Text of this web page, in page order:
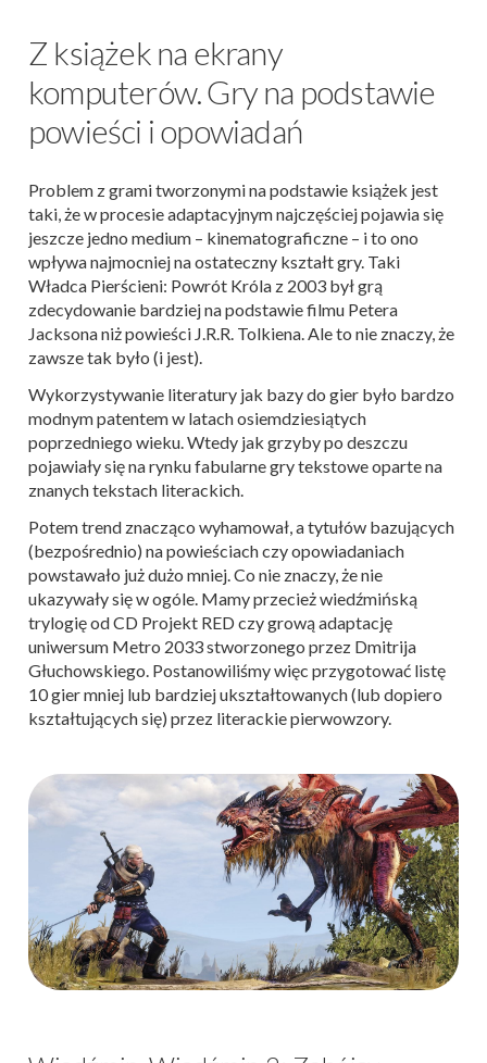
Z książek na ekrany
komputerów. Gry na podstawie
powieści i opowiadań
Problem z grami tworzonymi na podstawie książek jest
taki, że w procesie adaptacyjnym najczęściej pojawia się
jeszcze jedno medium – kinematograficzne – i to ono
wpływa najmocniej na ostateczny kształt gry. Taki
Władca Pierścieni: Powrót Króla z 2003 był grą
zdecydowanie bardziej na podstawie filmu Petera
Jacksona niż powieści J.R.R. Tolkiena. Ale to nie znaczy, że
zawsze tak było (i jest).
Wykorzystywanie literatury jak bazy do gier było bardzo
modnym patentem w latach osiemdziesiątych
poprzedniego wieku. Wtedy jak grzyby po deszczu
pojawiały się na rynku fabularne gry tekstowe oparte na
znanych tekstach literackich.
Potem trend znacząco wyhamował, a tytułów bazujących
(bezpośrednio) na powieściach czy opowiadaniach
powstawało już dużo mniej. Co nie znaczy, że nie
ukazywały się w ogóle. Mamy przecież wiedźmińską
trylogię od CD Projekt RED czy grową adaptację
uniwersum Metro 2033 stworzonego przez Dmitrija
Głuchowskiego. Postanowiliśmy więc przygotować listę
10 gier mniej lub bardziej ukształtowanych (lub dopiero
kształtujących się) przez literackie pierwowzory.